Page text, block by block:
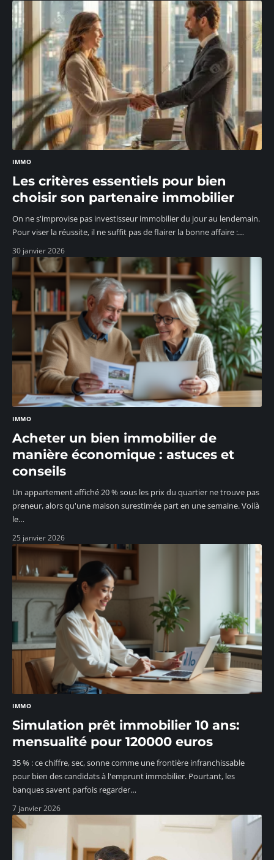
IMMO
Les critères essentiels pour bien
choisir son partenaire immobilier
On ne s'improvise pas investisseur immobilier du jour au lendemain.
Pour viser la réussite, il ne suffit pas de flairer la bonne affaire :…
30 janvier 2026
IMMO
Acheter un bien immobilier de
manière économique : astuces et
conseils
Un appartement affiché 20 % sous les prix du quartier ne trouve pas
preneur, alors qu'une maison surestimée part en une semaine. Voilà
le…
25 janvier 2026
IMMO
Simulation prêt immobilier 10 ans:
mensualité pour 120000 euros
35 % : ce chiffre, sec, sonne comme une frontière infranchissable
pour bien des candidats à l'emprunt immobilier. Pourtant, les
banques savent parfois regarder…
7 janvier 2026